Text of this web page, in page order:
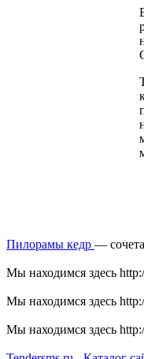
Пилорамы кедр —
Мы находимся здесь
Мы находимся здесь
Мы находимся здесь